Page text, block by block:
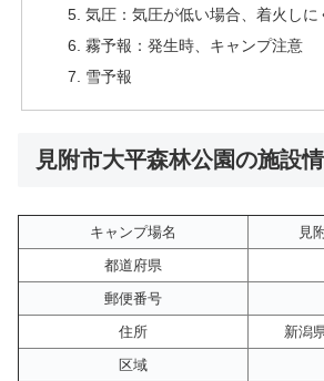
気圧：気圧が低い場合、着火し
霧予報：発生時、キャンプ注意
雪予報
見附市大平森林公園の施設
キャンプ場名
見
都道府県
郵便番号
住所
新潟
区域